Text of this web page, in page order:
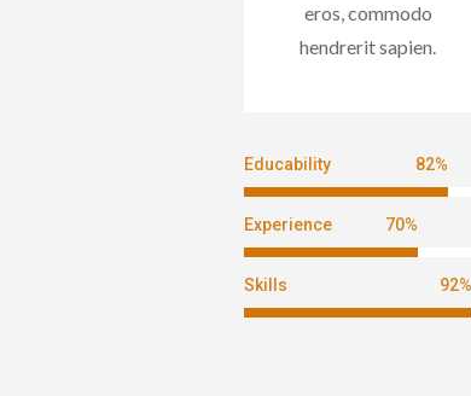
eros, commodo
hendrerit sapien.
Educability 82%
Experience 70%
Skills 92%